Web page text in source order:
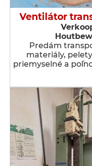
Ventilátor
Predám
materiály,
priemyselné a